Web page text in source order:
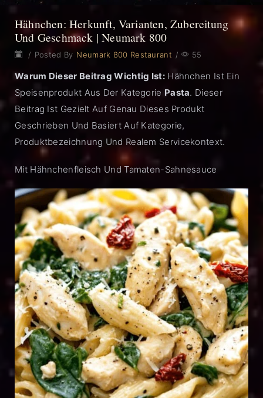
Hähnchen: Herkunft, Varianten, Zubereitung
Und Geschmack | Neumark 800
/ Posted By Neumark 800 Restaurant / 55
Warum Dieser Beitrag Wichtig Ist:Hähnchen Ist Ein
Speisenprodukt Aus Der Kategorie Pasta. Dieser
Beitrag Ist Gezielt Auf Genau Dieses Produkt
Geschrieben Und Basiert Auf Kategorie,
Produktbezeichnung Und Realem Servicekontext.
Mit Hähnchenfleisch Und Tamaten-Sahnesauce